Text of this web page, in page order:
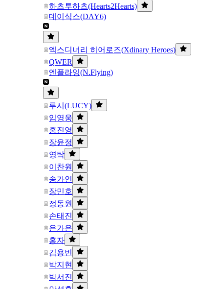
하츠투하츠(Hearts2Hearts)
데이식스(DAY6)
엑스디너리 히어로즈(Xdinary Heroes)
QWER
엔플라잉(N.Flying)
루시(LUCY)
임영웅
홍진영
장윤정
영탁
이찬원
송가인
장민호
정동원
손태진
은가은
홍자
김용빈
박지현
박서진